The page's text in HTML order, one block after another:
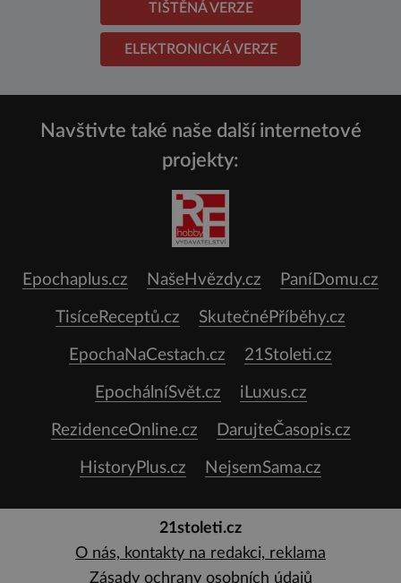
TIŠTĚNÁ VERZE
ELEKTRONICKÁ VERZE
Navštivte také naše další internetové
projekty:
Epochaplus.cz NašeHvězdy.cz PaníDomu.cz
TisíceReceptů.cz SkutečnéPříběhy.cz
EpochaNaCestach.cz 21Stoleti.cz
EpochálníSvět.cz iLuxus.cz
RezidenceOnline.cz DarujteČasopis.cz
HistoryPlus.cz NejsemSama.cz
21stoleti.cz
O nás, kontakty na redakci, reklama
Zásady ochrany osobních údajů